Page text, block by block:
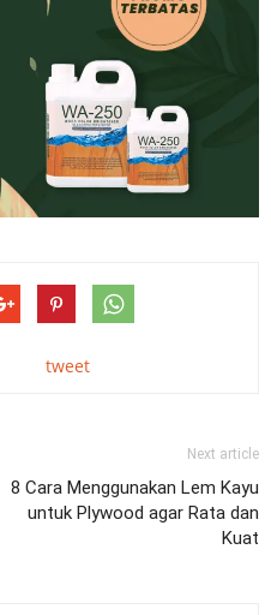
tweet
Next article
8 Cara Menggunakan Lem Kayu
untuk Plywood agar Rata dan
Kuat